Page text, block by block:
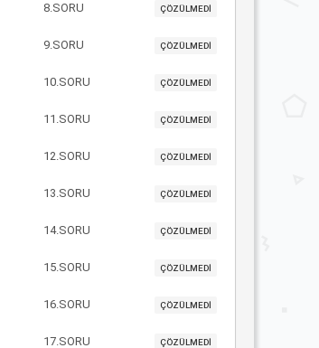
8.SORU ÇÖZÜLMEDİ
9.SORU ÇÖZÜLMEDİ
10.SORU ÇÖZÜLMEDİ
11.SORU ÇÖZÜLMEDİ
12.SORU ÇÖZÜLMEDİ
13.SORU ÇÖZÜLMEDİ
14.SORU ÇÖZÜLMEDİ
15.SORU ÇÖZÜLMEDİ
16.SORU ÇÖZÜLMEDİ
17.SORU ÇÖZÜLMEDİ